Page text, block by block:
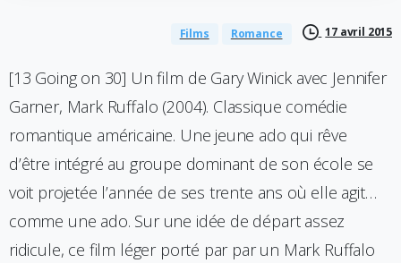
Films Romance 17 avril 2015
[13 Going on 30] Un film de Gary Winick avec Jennifer
Garner, Mark Ruffalo (2004). Classique comédie
romantique américaine. Une jeune ado qui rêve
d’être intégré au groupe dominant de son école se
voit projetée l’année de ses trente ans où elle agit…
comme une ado. Sur une idée de départ assez
ridicule, ce film léger porté par par un Mark Ruffalo